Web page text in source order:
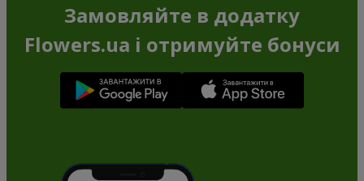
Замовляйте в додатку
Flowers.ua і отримуйте бонуси